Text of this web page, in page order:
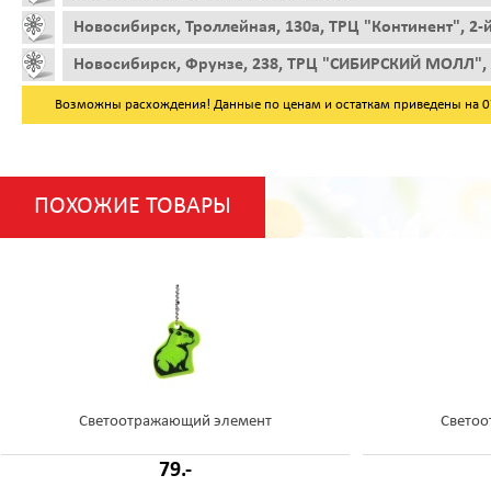
Новосибирск, Троллейная, 130а, ТРЦ "Континент", 2-
Новосибирск, Фрунзе, 238, ТРЦ "СИБИРСКИЙ МОЛЛ",
Возможны расхождения! Данные по ценам и остаткам приведены на
ПОХОЖИЕ ТОВАРЫ
Светоотражающий элемент
79.-